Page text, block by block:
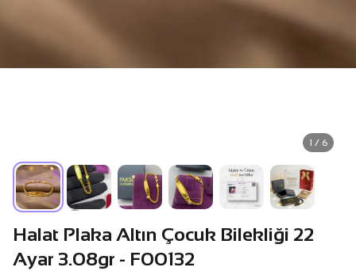
1 / 6
Halat Plaka Altın Çocuk Bilekliği 22
Ayar 3.08gr - F00132